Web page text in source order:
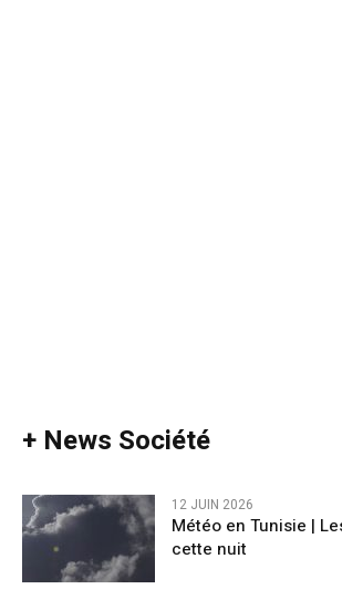
+ News Société
12 JUIN 2026
Météo en Tunisie |
cette nuit